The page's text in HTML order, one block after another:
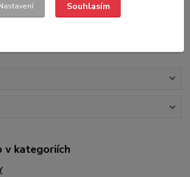
pro Vás to nejlepší na trhu
v kategoriích
Souhlasím